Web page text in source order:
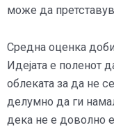
може да
Средна оценка
Идејата е поленот
облеката за да не
делумно да ги
дека не е доволно